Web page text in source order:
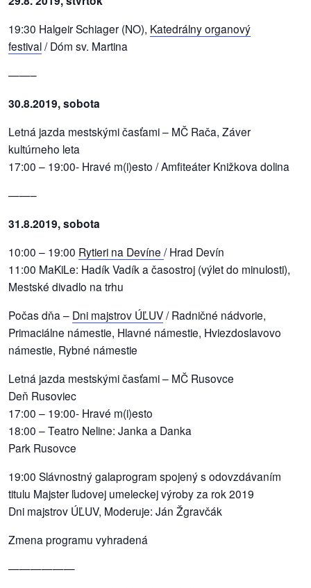
19:30 Halgeir Schiager (NO), Katedrálny organový
festival/ Dóm sv. Martina
——–
30.8.2019, sobota
Letná jazda mestskými časťami – MČ Rača, Záver
kultúrneho leta
17:00 – 19:00- Hravé m(i)esto / Amfiteáter Knižkova dolina
——–
31.8.2019, sobota
10:00 – 19:00 Rytieri na Devíne / Hrad Devín
11:00 MaKiLe: Hadík Vadík a časostroj (výlet do minulosti),
Mestské divadlo na trhu
Počas dňa – Dni majstrov ÚĽUV/ Radničné nádvorie,
Primaciálne námestie, Hlavné námestie, Hviezdoslavovo
námestie, Rybné námestie
Letná jazda mestskými časťami – MČ Rusovce
Deň Rusoviec
17:00 – 19:00- Hravé m(i)esto
18:00 – Teatro Neline: Janka a Danka
Park Rusovce
19:00 Slávnostný galaprogram spojený s odovzdávaním
titulu Majster ľudovej umeleckej výroby za rok 2019
Dni majstrov ÚĽUV, Moderuje: Ján Žgravčák
Zmena programu vyhradená
——————